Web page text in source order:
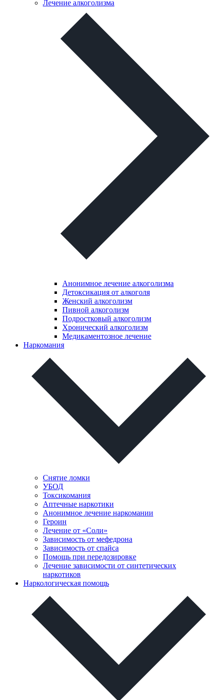
Лечение алкоголизма
Анонимное лечение алкоголизма
Детоксикация от алкоголя
Женский алкоголизм
Пивной алкоголизм
Подростковый алкоголизм
Хронический алкоголизм
Медикаментозное лечение
Наркомания
Снятие ломки
УБОД
Токсикомания
Аптечные наркотики
Анонимное лечение наркомании
Героин
Лечение от «Соли»
Зависимость от мефедрона
Зависимость от спайса
Помощь при передозировке
Лечение зависимости от синтетических
наркотиков
Наркологическая помощь